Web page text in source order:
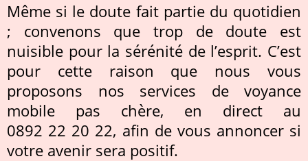
Même si le doute fait partie du quotidien
; convenons que trop de doute est
nuisible pour la sérénité de l’esprit. C’est
pour cette raison que nous vous
proposons nos services de voyance
mobile pas chère, en direct au
0892 22 20 22, afin de vous annoncer si
votre avenir sera positif.